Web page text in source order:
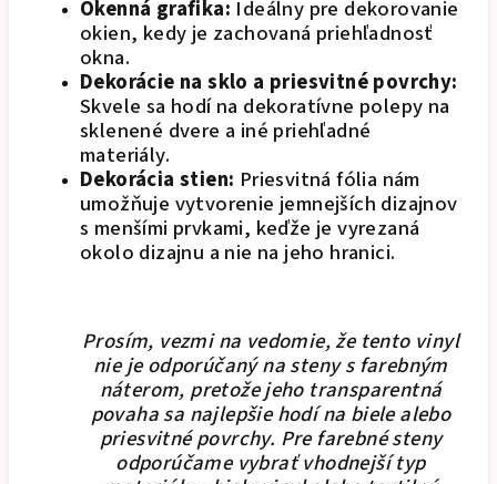
Okenná grafika: Ideálny pre dekorovanie
okien, kedy je zachovaná priehľadnosť
okna.
Dekorácie na sklo a priesvitné povrchy:
Skvele sa hodí na dekoratívne polepy na
sklenené dvere a iné priehľadné
materiály.
Dekorácia stien: Priesvitná fólia nám
umožňuje vytvorenie jemnejších dizajnov
s menšími prvkami, keďže je vyrezaná
okolo dizajnu a nie na jeho hranici.
Prosím, vezmi na vedomie, že tento vinyl
nie je odporúčaný na steny s farebným
náterom, pretože jeho transparentná
povaha sa najlepšie hodí na biele alebo
priesvitné povrchy. Pre farebné steny
odporúčame vybrať vhodnejší typ